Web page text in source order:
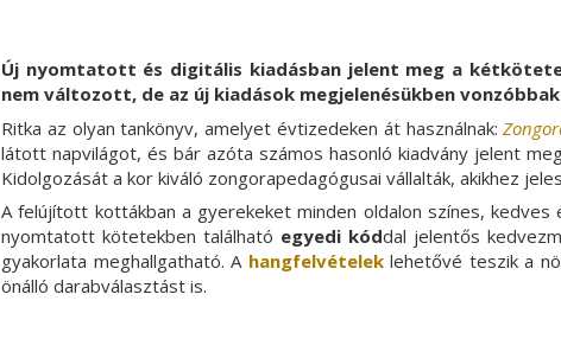
Új nyomtatott és digitális kiadásban jelent meg a
nem változott, de az új kiadások megjelenésükben
Ritka az olyan tankönyv, amelyet évtizedeken át használnak:
látott napvilágot, és bár azóta számos hasonló kiadvány jelent
Kidolgozását a kor kiváló zongorapedagógusai vállalták, akikhez
A felújított kottákban a gyerekeket minden oldalon színes, kedves
nyomtatott kötetekben található egyedi kóddal jelentős
gyakorlata meghallgatható. A hangfelvételek lehetővé teszik a
önálló darabválasztást is.